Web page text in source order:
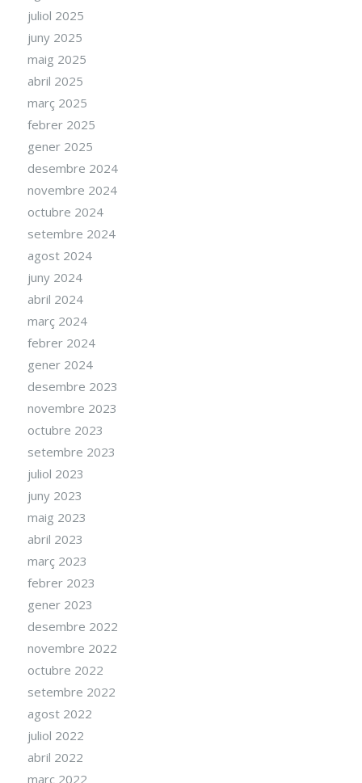
juliol 2025
juny 2025
maig 2025
abril 2025
març 2025
febrer 2025
gener 2025
desembre 2024
novembre 2024
octubre 2024
setembre 2024
agost 2024
juny 2024
abril 2024
març 2024
febrer 2024
gener 2024
desembre 2023
novembre 2023
octubre 2023
setembre 2023
juliol 2023
juny 2023
maig 2023
abril 2023
març 2023
febrer 2023
gener 2023
desembre 2022
novembre 2022
octubre 2022
setembre 2022
agost 2022
juliol 2022
abril 2022
març 2022